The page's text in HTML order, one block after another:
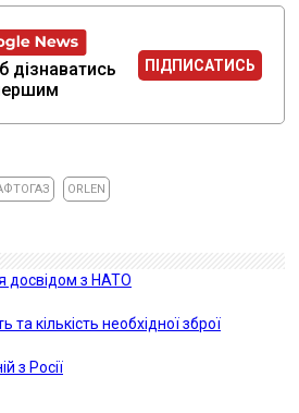
дізнаватись
ПІДПИСАТИСЬ
ORLEN
досвідом з НАТО
кількість необхідної зброї
з Росії